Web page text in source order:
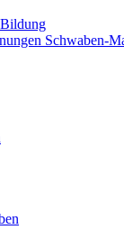
Schwaben-